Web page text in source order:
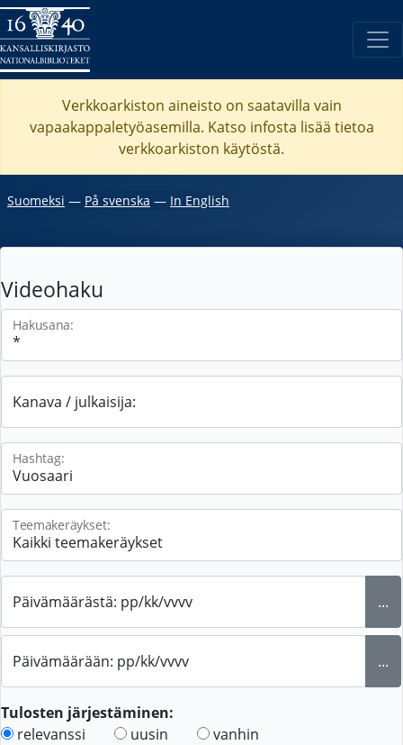
Verkkoarkiston aineisto on saatavilla vain
vapaakappaletyöasemilla. Katso infosta lisää tietoa
verkkoarkiston käytöstä.
Suomeksi ― På svenska ― In English
Videohaku
Hakusana:
Kanava / julkaisija:
Hashtag:
Teemakeräykset:
Päivämäärästä: pp/kk/vvvv ...
Päivämäärään: pp/kk/vvvv ...
Tulosten järjestäminen:
relevanssi
uusin vanhin